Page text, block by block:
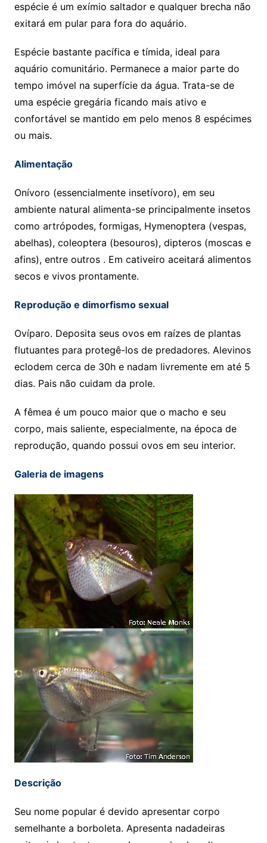
espécie é um exímio saltador e qualquer brecha não
exitará em pular para fora do aquário.
Espécie bastante pacífica e tímida, ideal para
aquário comunitário. Permanece a maior parte do
tempo imóvel na superfície da água. Trata-se de
uma espécie gregária ficando mais ativo e
confortável se mantido em pelo menos 8 espécimes
ou mais.
Alimentação
Onívoro (essencialmente insetívoro), em seu
ambiente natural alimenta-se principalmente insetos
como artrópodes, formigas, Hymenoptera (vespas,
abelhas), coleoptera (besouros), dipteros (moscas e
afins), entre outros . Em cativeiro aceitará alimentos
secos e vivos prontamente.
Reprodução e dimorfismo sexual
Ovíparo. Deposita seus ovos em raízes de plantas
flutuantes para protegê-los de predadores. Alevinos
eclodem cerca de 30h e nadam livremente em até 5
dias. Pais não cuidam da prole.
A fêmea é um pouco maior que o macho e seu
corpo, mais saliente, especialmente, na época de
reprodução, quando possui ovos em seu interior.
Galeria de imagens
Descrição
Seu nome popular é devido apresentar corpo
semelhante a borboleta. Apresenta nadadeiras